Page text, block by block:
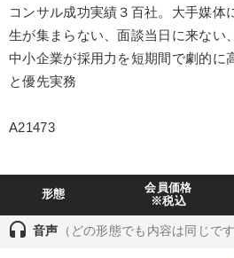
製造業 卸売・小売・飲食業
IT・サービス・金融業
マーケティング 健康・ウェルビー
異発想 投資 資産運用
コンサル成功実績３百社。大手媒体
生が集まらない、面談当日に来ない
中小企業が採用力を短期間で劇的に
と優先実務
A21473
形態
会員価格
※税込
headset 音声 （どの形態でも内容は同じです